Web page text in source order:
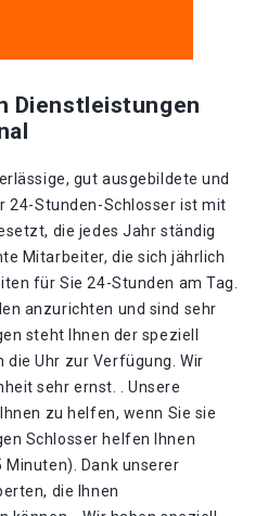
Dienstleistungen
gut ausgebildete und
24-Stunden-Schlosser ist mit
die jedes Jahr ständig
Mitarbeiter, die sich jährlich
für Sie 24-Stunden am Tag.
anzurichten und sind sehr
steht Ihnen der speziell
die Uhr zur Verfügung. Wir
sehr ernst. . Unsere
zu helfen, wenn Sie sie
Schlosser helfen Ihnen
Dank unserer
die Ihnen